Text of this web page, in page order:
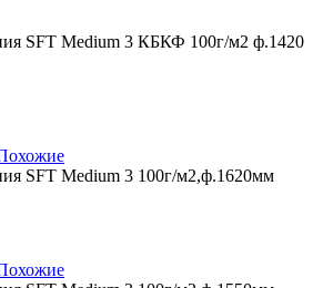
SFT Medium 3 КБКФ 100г/м2 ф.1420
SFT Medium 3 100г/м2,ф.1620мм